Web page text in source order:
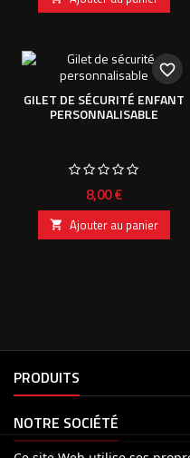
GILET DE SÉCURITÉ ENFANT
PERSONNALISABLE
Prix
8,00 €
 Ajouter au panier
favorite_border
PRODUITS
NOTRE SOCIÉTÉ